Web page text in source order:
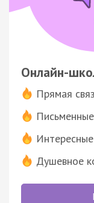
Онлайн-
Прямая
Душевное